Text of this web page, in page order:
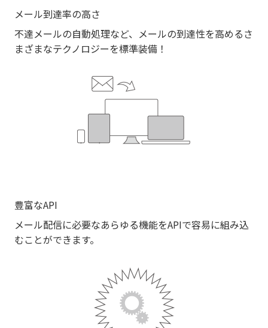
メール到達率の高さ
不達メールの自動処理など、メールの到達性を高めるさ
まざまなテクノロジーを標準装備！
豊富なAPI
メール配信に必要なあらゆる機能をAPIで容易に組み込
むことができます。